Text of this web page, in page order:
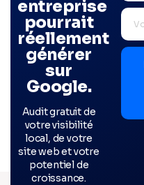
entreprise
pourrait
réellement
générer
sur
Google.
Audit gratuit de
votre visibilité
local, de votre
site web et votre
potentiel de
croissance.